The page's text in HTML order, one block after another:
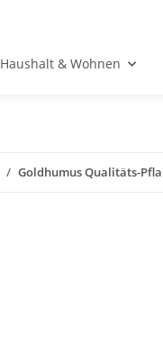
Haushalt & Wohnen
Goldhumus Qualitäts-